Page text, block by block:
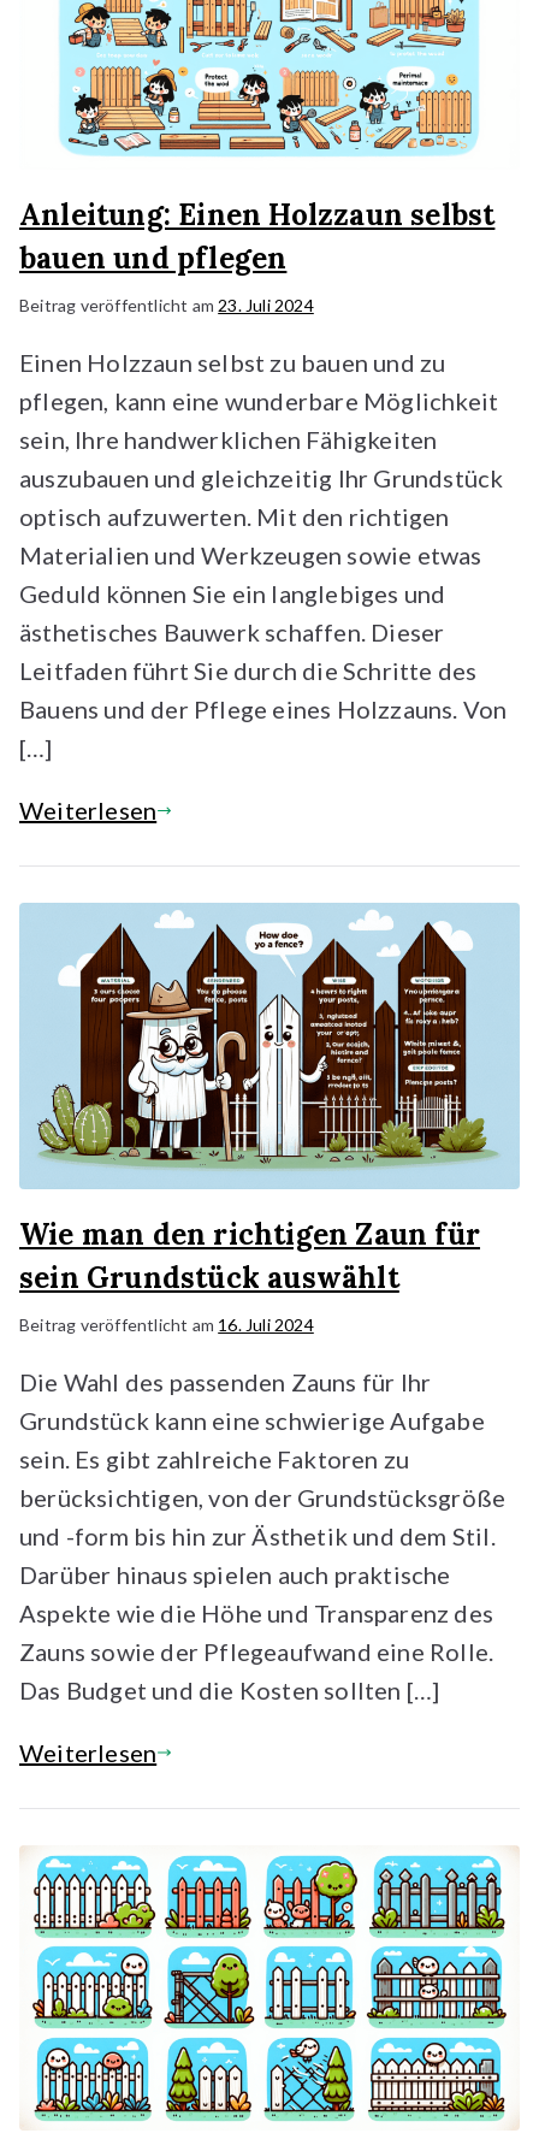
Anleitung: Einen Holzzaun selbst
bauen und pflegen
Beitrag veröffentlicht am 23. Juli 2024
Einen Holzzaun selbst zu bauen und zu
pflegen, kann eine wunderbare Möglichkeit
sein, Ihre handwerklichen Fähigkeiten
auszubauen und gleichzeitig Ihr Grundstück
optisch aufzuwerten. Mit den richtigen
Materialien und Werkzeugen sowie etwas
Geduld können Sie ein langlebiges und
ästhetisches Bauwerk schaffen. Dieser
Leitfaden führt Sie durch die Schritte des
Bauens und der Pflege eines Holzzauns. Von
[…]
Weiterlesen
Wie man den richtigen Zaun für
sein Grundstück auswählt
Beitrag veröffentlicht am 16. Juli 2024
Die Wahl des passenden Zauns für Ihr
Grundstück kann eine schwierige Aufgabe
sein. Es gibt zahlreiche Faktoren zu
berücksichtigen, von der Grundstücksgröße
und -form bis hin zur Ästhetik und dem Stil.
Darüber hinaus spielen auch praktische
Aspekte wie die Höhe und Transparenz des
Zauns sowie der Pflegeaufwand eine Rolle.
Das Budget und die Kosten sollten […]
Weiterlesen